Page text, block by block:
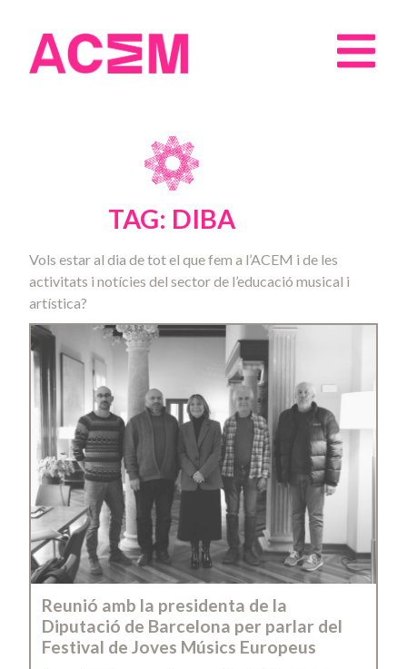
TAG: DIBA
Vols estar al dia de tot el que fem a l’ACEM i de les
activitats i notícies del sector de l’educació musical i
artística?
Reunió amb la presidenta de la
Diputació de Barcelona per parlar del
Festival de Joves Músics Europeus